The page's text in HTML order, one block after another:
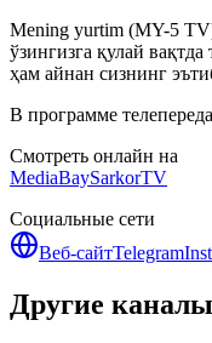
Mening yurtim (MY-5
ўзингизга қулай
ҳам айнан сизнинг
В программе
Смотреть онлайн на
MediaBaySarkorTV
Социальные сети
Веб-сайтTelegram
Другие каналы